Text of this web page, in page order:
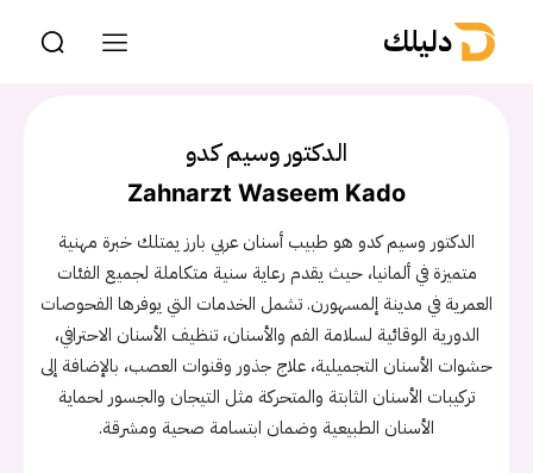
دليلك
الدكتور وسيم كدو
Zahnarzt Waseem Kado
الدكتور وسيم كدو هو طبيب أسنان عربي بارز يمتلك خبرة مهنية
متميزة في ألمانيا، حيث يقدم رعاية سنية متكاملة لجميع الفئات
العمرية في مدينة إلمسهورن. تشمل الخدمات التي يوفرها الفحوصات
الدورية الوقائية لسلامة الفم والأسنان، تنظيف الأسنان الاحترافي،
حشوات الأسنان التجميلية، علاج جذور وقنوات العصب، بالإضافة إلى
تركيبات الأسنان الثابتة والمتحركة مثل التيجان والجسور لحماية
الأسنان الطبيعية وضمان ابتسامة صحية ومشرقة.